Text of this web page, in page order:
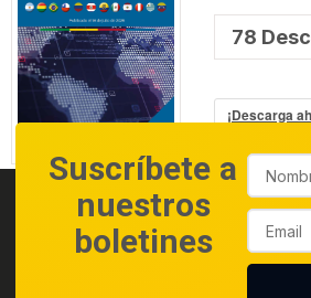
78
¡Descarga
Suscríbete a
nuestros
boletines